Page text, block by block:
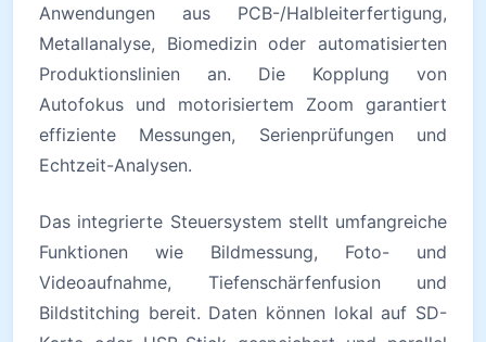
Anwendungen aus PCB-/Halbleiterfertigung,
Metallanalyse, Biomedizin oder automatisierten
Produktionslinien an. Die Kopplung von
Autofokus und motorisiertem Zoom garantiert
effiziente Messungen, Serienprüfungen und
Echtzeit-Analysen.
Das integrierte Steuersystem stellt umfangreiche
Funktionen wie Bildmessung, Foto- und
Videoaufnahme, Tiefenschärfenfusion und
Bildstitching bereit. Daten können lokal auf SD-